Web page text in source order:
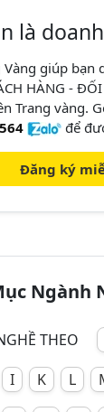
là
giúp bạn
HÀNG -
Trang vàng.
để
Đăng ký
Ngành
THEO
I K L